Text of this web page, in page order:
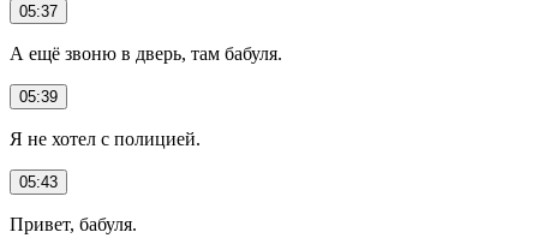
05:37
А ещё звоню в дверь, там бабуля.
05:39
Я не хотел с полицией.
05:43
Привет, бабуля.